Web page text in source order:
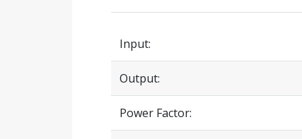
Input:
Output:
Power Factor: